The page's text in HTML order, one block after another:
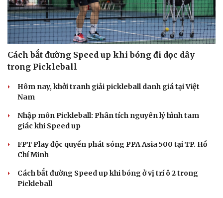
Cách bắt đường Speed up khi bóng đi dọc dây
trong Pickleball
Hôm nay, khởi tranh giải pickleball danh giá tại Việt
Nam
Nhập môn Pickleball: Phân tích nguyên lý hình tam
giác khi Speed up
FPT Play độc quyền phát sóng PPA Asia 500 tại TP. Hồ
Chí Minh
Cách bắt đường Speed up khi bóng ở vị trí ô 2 trong
Pickleball